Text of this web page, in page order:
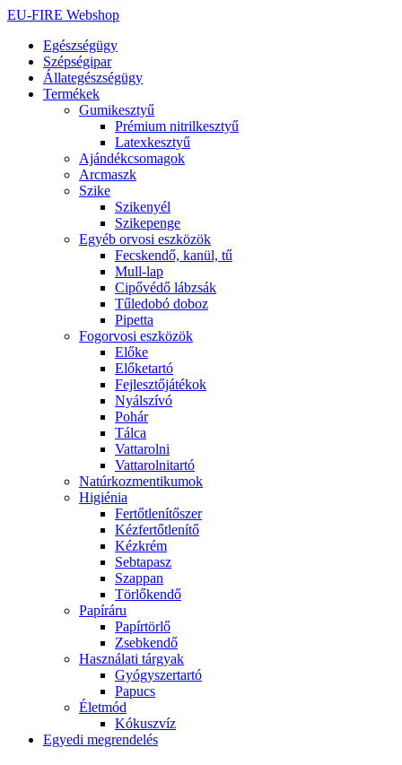
Ugrás
tartalomhoz
EU-FIRE Webshop
Egészségügy
Szépségipar
Állategészségügy
Termékek
Gumikesztyű
Prémium nitrilkesztyű
Latexkesztyű
Ajándékcsomagok
Arcmaszk
Szike
Szikenyél
Szikepenge
Egyéb orvosi eszközök
Fecskendő, kanül, tű
Mull-lap
Cipővédő lábzsák
Tűledobó doboz
Pipetta
Fogorvosi eszközök
Előke
Előketartó
Fejlesztőjátékok
Nyálszívó
Pohár
Tálca
Vattarolni
Vattarolnitartó
Natúrkozmentikumok
Higiénia
Fertőtlenítőszer
Kézfertőtlenítő
Kézkrém
Sebtapasz
Szappan
Törlőkendő
Papíráru
Papírtörlő
Zsebkendő
Használati tárgyak
Gyógyszertartó
Papucs
Életmód
Kókuszvíz
Egyedi megrendelés